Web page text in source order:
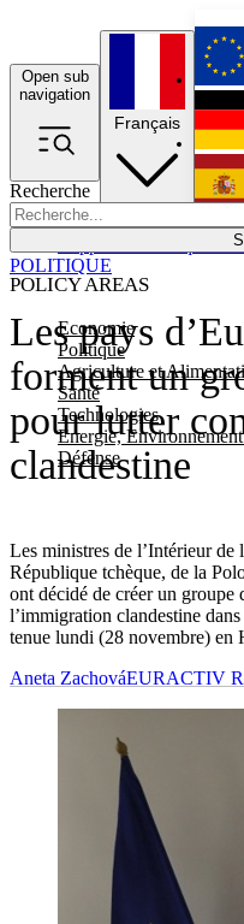
Open sub
navigation
Recherche
POLICY AREAS
Economie
Politique
Agriculture et
Santé
Technologies
Energie,
Défense
Français
Les pays
forment un
pour lutter
clandestine
Les ministres de l’Intérieur
République tchèque, de la
ont décidé de créer un
l’immigration clandestine
tenue lundi (28 novembre) en
POLITIQUE
Aneta ZachováEURACTIV